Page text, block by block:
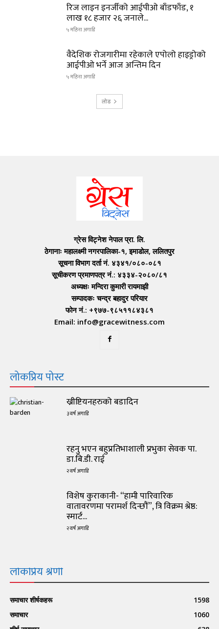
रिज लाइन इनर्जीको आईपीओ बाँडफाँड, १
लाख १८ हजार २६ जनाले...
५ महिना अगाडि
वैदेशिक रोजगारीमा रहेकाले एपोलो हाइड्रोको
आईपीओ भर्ने आज अन्तिम दिन
५ महिना अगाडि
लोड
ग्रेस विट्नेश नेपाल प्रा. लि.
ठेगानाः महालक्ष्मी नगरपालिका-१, इमाडोल, ललितपुर
सूचना विभाग दर्ता नं. ४३४१/०८०-०८१
सूचीकरण प्रमाणपत्र नं.: ४३३४-२०८०/८१
अध्यक्षः मन्दिरा कुमारी रायमाझी
सम्पादकः चन्द्र बहादुर परियार
फोन नं.: +९७७-९८५११८४३८१
Email: info@gracewitness.com
लोकप्रिय पोस्ट
ख्रीष्टियनहरुको बडादिन
३ वर्ष अगाडि
रहनु भएन बहुप्रतिभाशाली प्रभुका सेवक पा.
डा.बि.डी. राई
२ वर्ष अगाडि
विशेष कुराकानी- “हामी पारिवारिक
वातावरणमा परामर्श दिन्छौं”, त्रि विक्रम श्रेष्ठ:
स्मार्ट...
२ वर्ष अगाडि
लोकप्रिय श्रेणी
समाचार शीर्षकहरू
1598
समाचार
1060